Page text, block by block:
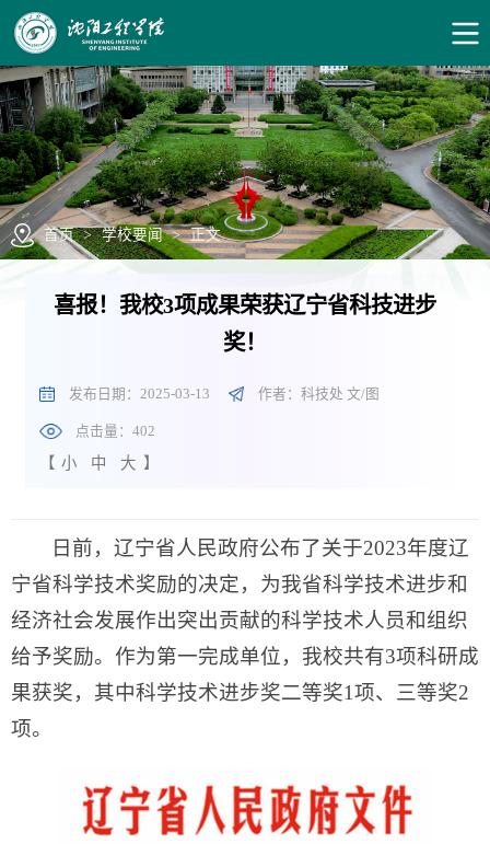
首页 > 学校要闻 > 正文
喜报！我校3项成果荣获辽宁省科技进步
奖！
发布日期：2025-03-13 作者：科技处 文/图
点击量：402
【 小 中 大 】
日前，辽宁省人民政府公布了关于2023年度辽
宁省科学技术奖励的决定，为我省科学技术进步和
经济社会发展作出突出贡献的科学技术人员和组织
给予奖励。作为第一完成单位，我校共有3项科研成
果获奖，其中科学技术进步奖二等奖1项、三等奖2
项。